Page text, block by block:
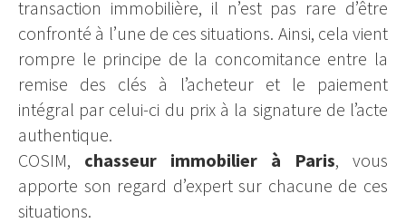
transaction immobilière, il n’est pas rare d’être
confronté à l’une de ces situations. Ainsi, cela vient
rompre le principe de la concomitance entre la
remise des clés à l’acheteur et le paiement
intégral par celui-ci du prix à la signature de l’acte
authentique.
COSIM, chasseur immobilier à Paris, vous
apporte son regard d’expert sur chacune de ces
situations.